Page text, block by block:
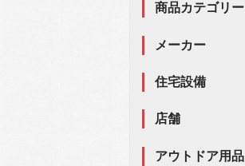
商品カテゴリー
メーカー
住宅設備
店舗
アウトドア用品